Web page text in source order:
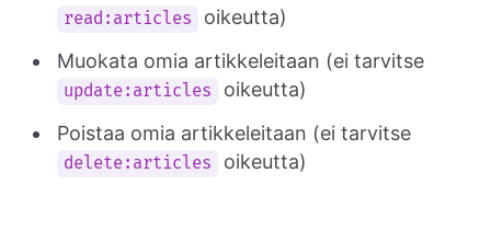
read:articles
oikeutta)
Muokata omia artikkeleitaan (ei tarvitse
update:articles
oikeutta)
Poistaa omia artikkeleitaan (ei tarvitse
delete:articles oikeutta)